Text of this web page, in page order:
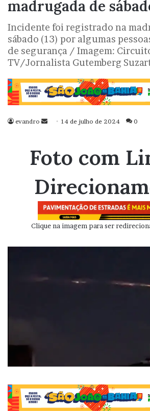
madrugada de
Incidente foi registrado na
sábado (13) por algumas
de segurança / Imagem:
TV/Jornalista Gutemberg
evandro
Mande
mail
14 de julho de 2024 0
Foto com
Clique na imagem para ser